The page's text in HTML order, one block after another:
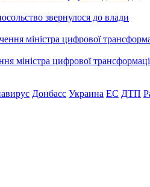
звернулося до влади
міністра цифрової
Донбасс Украина ЕС ДТП